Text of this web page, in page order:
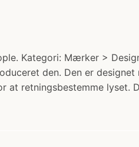
Kategori: Mærker >
den. Den er
at retningsbestemme lyset.